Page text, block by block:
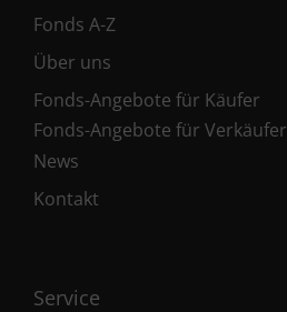
Fonds A-Z
Über uns
Fonds-Angebote für Käufer
Fonds-Angebote für Verkäufer
News
Kontakt
Service